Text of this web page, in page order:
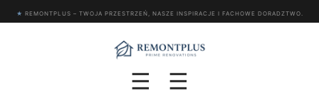
★ REMONTPLUS – TWOJA PRZESTRZEŃ, NASZE INSPIRACJE I FACHOWE DORADZTWO.
☰ ☰